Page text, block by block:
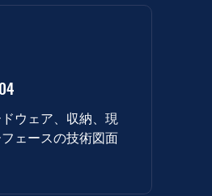
ウェア、収納、現
ェースの技術図面